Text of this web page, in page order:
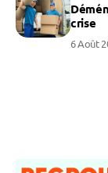
crise
6 Août